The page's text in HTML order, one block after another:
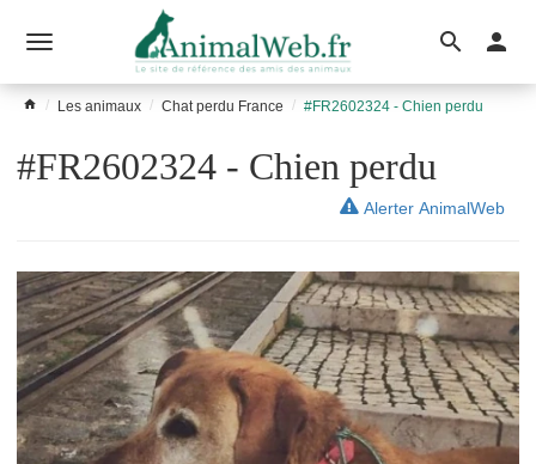
le
menu
Les animaux Chat perdu France #FR2602324 - Chien perdu
#FR2602324 - Chien perdu
Alerter AnimalWeb